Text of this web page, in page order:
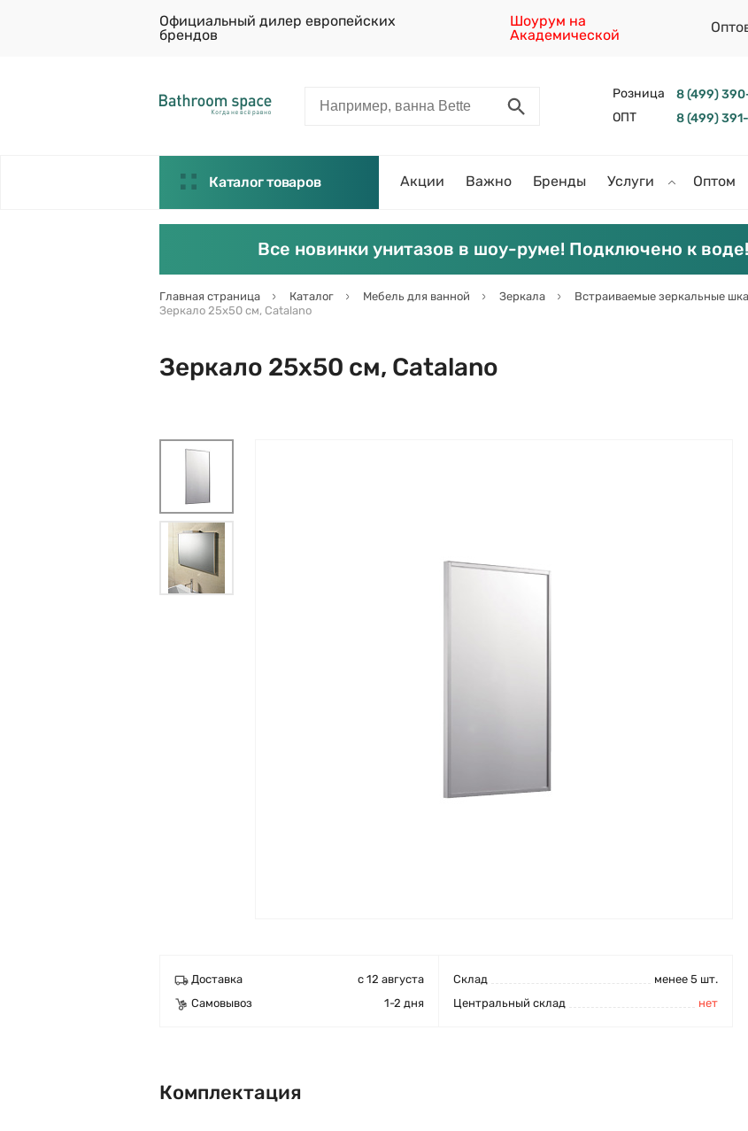
Официальный дилер европейских
брендов
Шоурум на
Академической
Розница 8 (499)
ОПТ
8 (499)
Каталог товаров Акции Важно Бренды Услуги Оптом
Все новинки унитазов в шоу-руме! Подключено к
Главная страница Каталог Мебель для ванной Зеркала Встраиваемые зеркальные
Зеркало 25х50 см, Catalano
Зеркало 25х50 см, Catalano
Доставка
с 12 августа
Самовывоз
1-2 дня
Cклад
менее 5 шт.
Центральный склад
нет
Комплектация